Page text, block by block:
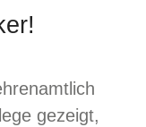
gezeigt,